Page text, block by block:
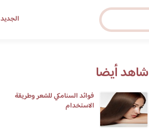
الجديد
شاهد أيضا
فوائد السنامكي للشعر وطريقة
الاستخدام